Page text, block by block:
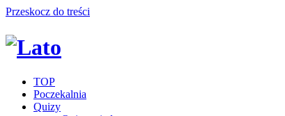
Przeskocz do treści
TOP
Poczekalnia
Quizy